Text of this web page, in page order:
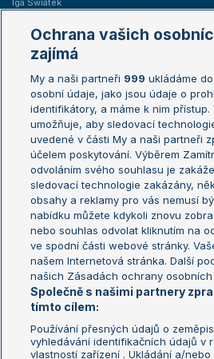
Iga Swiatek
Žebříčky
Žebříček ATP (muži)
Žebříček WTA (ženy)
Sázkařský žebříček
French
US Open
Turnaj
Turnaj
Aktualní trendy
Fotbalové přestupy
Livesport Daily
LS Prague Open
Ochrana vašich
zajímá
My a naši partneři 999 ukládáme
osobní údaje, jako jsou údaje o
identifikátory, a máme k nim přístup.
umožňuje, aby sledovací
uvedené v části My a naši partneři
účelem poskytování. Výběrem
odvoláním svého souhlasu je
sledovací technologie zakázány,
obsahy a reklamy pro vás nemusí
nabídku můžete kdykoli znovu
nebo souhlas odvolat kliknutím na
ve spodní části webové stránky.
našem Internetová stránka. Další
našich Zásadách ochrany osobních
Společně s našimi partnery
tímto cílem:
Používání přesných údajů o
vyhledávání identifikačních údajů v
vlastností zařízení . Ukládání a/